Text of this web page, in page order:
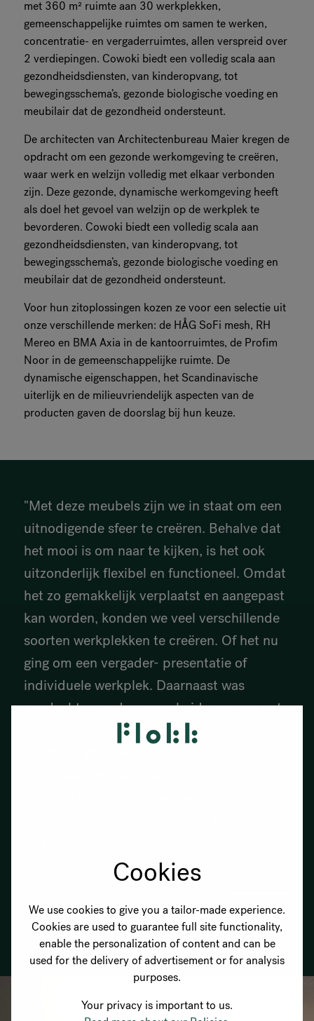
Cookies
We use cookies to give you a tailor-made experience.
Cookies are used to guarantee full site functionality,
enable the personalization of content and can be
used for the delivery of advertisement or for analysis
purposes.
Your privacy is important to us.
met 360 m² ruimte aan 30 werkplekken,
gemeenschappelijke ruimtes om samen te werken,
concentratie- en vergaderruimtes, allen verspreid over
2 verdiepingen. Cowoki biedt een volledig scala aan
gezondheidsdiensten, van kinderopvang, tot
bewegingsschema’s, gezonde biologische voeding en
meubilair dat de gezondheid ondersteunt.
De architecten van Architectenbureau Maier kregen de
opdracht om een gezonde werkomgeving te creëren,
waar werk en welzijn volledig met elkaar verbonden
zijn. Deze gezonde, dynamische werkomgeving heeft
als doel het gevoel van welzijn op de werkplek te
bevorderen. Cowoki biedt een volledig scala aan
gezondheidsdiensten, van kinderopvang, tot
bewegingsschema’s, gezonde biologische voeding en
meubilair dat de gezondheid ondersteunt.
Voor hun zitoplossingen kozen ze voor een selectie uit
onze verschillende merken: de HÅG SoFi mesh, RH
Mereo en BMA Axia in de kantoorruimtes, de Profim
Noor in de gemeenschappelijke ruimte. De
dynamische eigenschappen, het Scandinavische
uiterlijk en de milieuvriendelijk aspecten van de
producten gaven de doorslag bij hun keuze.
"Met deze meubels zijn we in staat om een
uitnodigende sfeer te creëren. Behalve dat
het mooi is om naar te kijken, is het ook
uitzonderlijk flexibel en functioneel. Omdat
het zo gemakkelijk verplaatst en aangepast
kan worden, konden we veel verschillende
soorten werkplekken te creëren. Of het nu
ging om een vergader- presentatie of
individuele werkplek. Daarnaast was
aandacht voor duurzaamheid voor ons net
zo belangrijk. Het goed doordachte
PEGGY WAHRLICH, OPRICHTER
COWOKI COWORKING PLUS